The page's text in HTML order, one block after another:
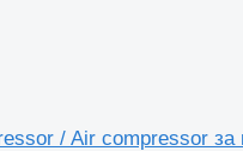
/ Air compressor